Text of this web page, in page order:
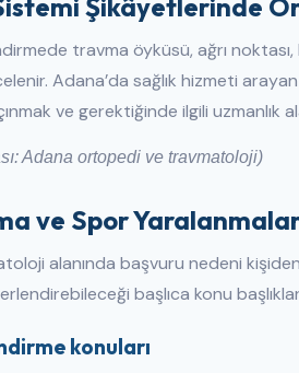
Şikâyetlerinde
travma öyküsü, ağrı noktası,
Adana’da sağlık hizmeti
ve gerektiğinde ilgili uzmanlık
Adana ortopedi ve travmatoloji)
ve Spor
alanında başvuru nedeni
başlıca konu
konuları